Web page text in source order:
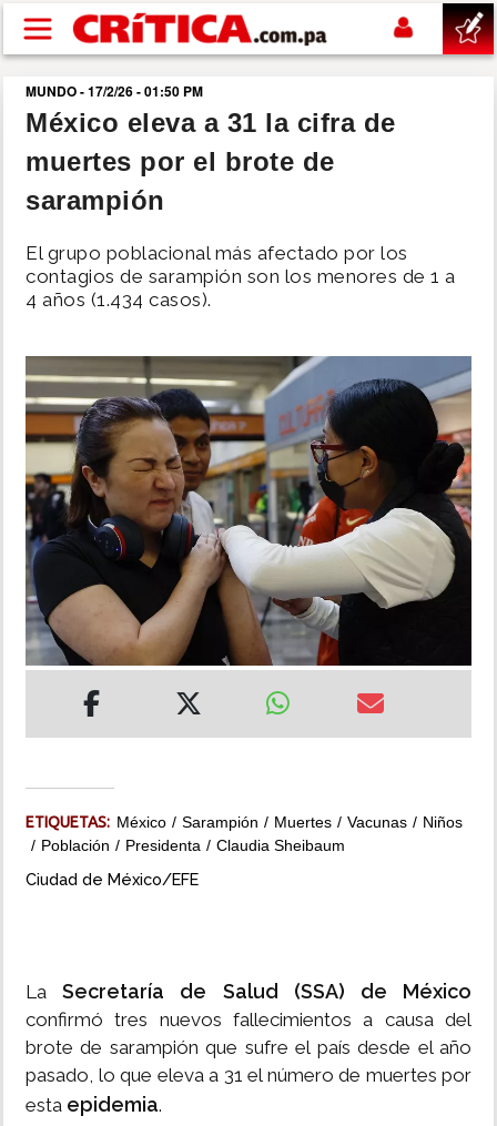
Pasar al contenido principal
buscar
SUCESOS
POLÍTICA
DEPORTES
MUNDO
INSÓLITAS
MULTIMEDIA
IMPRESO
MUNDO - 17/2/26 - 01:50 PM
México eleva a 31 la cifra de
muertes por el brote de
sarampión
El grupo poblacional más afectado por los
contagios de sarampión son los menores de 1 a
4 años (1.434 casos).
ETIQUETAS: México Sarampión Muertes Vacunas
Niños
Población
Presidenta Claudia Sheibaum
Ciudad de México/EFE
La Secretaría de Salud (SSA) de México
confirmó tres nuevos fallecimientos a causa del
brote de sarampión que sufre el país desde el año
pasado, lo que eleva a 31 el número de muertes por
esta epidemia.